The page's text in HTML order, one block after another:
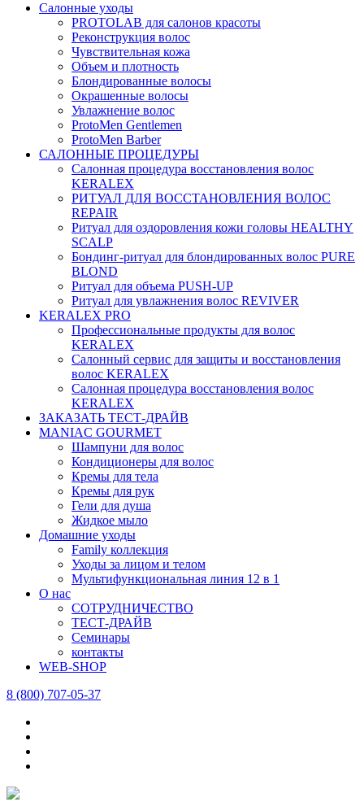
Салонные уходы
PROTOLAB для салонов красоты
Реконструкция волос
Чувствительная кожа
Объем и плотность
Блондированные волосы
Окрашенные волосы
Увлажнение волос
ProtoMen Gentlemen
ProtoMen Barber
САЛОННЫЕ ПРОЦЕДУРЫ
Салонная процедура восстановления волос
KERALEX
РИТУАЛ ДЛЯ ВОССТАНОВЛЕНИЯ ВОЛОС
REPAIR
Ритуал для оздоровления кожи головы HEALTHY
SCALP
Бондинг-ритуал для блондированных волос PURE
BLOND
Ритуал для объема PUSH-UP
Ритуал для увлажнения волос REVIVER
KERALEX PRO
Профессиональные продукты для волос
KERALEX
Салонный сервис для защиты и восстановления
волос KERALEX
Салонная процедура восстановления волос
KERALEX
ЗАКАЗАТЬ ТЕСТ-ДРАЙВ
MANIAC GOURMET
Шампуни для волос
Кондиционеры для волос
Кремы для тела
Кремы для рук
Гели для душа
Жидкое мыло
Домашние уходы
Family коллекция
Уходы за лицом и телом
Мультифункциональная линия 12 в 1
О нас
СОТРУДНИЧЕСТВО
ТЕСТ-ДРАЙВ
Семинары
контакты
WEB-SHOP
8 (800) 707-05-37